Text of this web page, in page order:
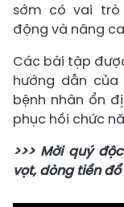
sớm có vai
động và nâng
Các bài tập
hướng dẫn
bệnh nhân ổn
phục hồi chức
>>> Mời quý
vọt, dòng tiền